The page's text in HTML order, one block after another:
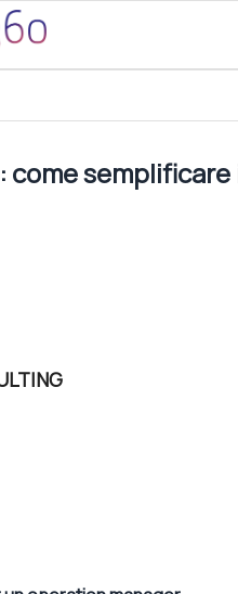
i processi con SAP